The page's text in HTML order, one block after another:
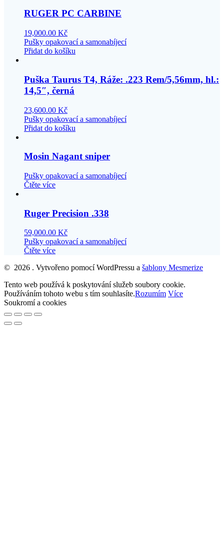
RUGER PC CARBINE
19,000.00 Kč
Pušky opakovací a samonabíjecí
Přidat do košíku
Puška Taurus T4, Ráže: .223 Rem/5,56mm, hl.:
14,5″, černá
23,600.00 Kč
Pušky opakovací a samonabíjecí
Přidat do košíku
Mosin Nagant sniper
Pušky opakovací a samonabíjecí
Čtěte více
Ruger Precision .338
59,000.00 Kč
Pušky opakovací a samonabíjecí
Čtěte více
© 2026 . Vytvořeno pomocí WordPressu a šablony Mesmerize
Tento web používá k poskytování služeb soubory cookie.
Používáním tohoto webu s tím souhlasíte.Rozumím Více
Soukromí a cookies